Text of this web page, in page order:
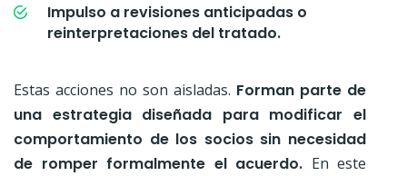
Impulso a revisiones anticipadas o
reinterpretaciones del tratado.
Estas acciones no son aisladas. Forman parte de
una estrategia diseñada para modificar el
comportamiento de los socios sin necesidad
de romper formalmente el acuerdo. En este